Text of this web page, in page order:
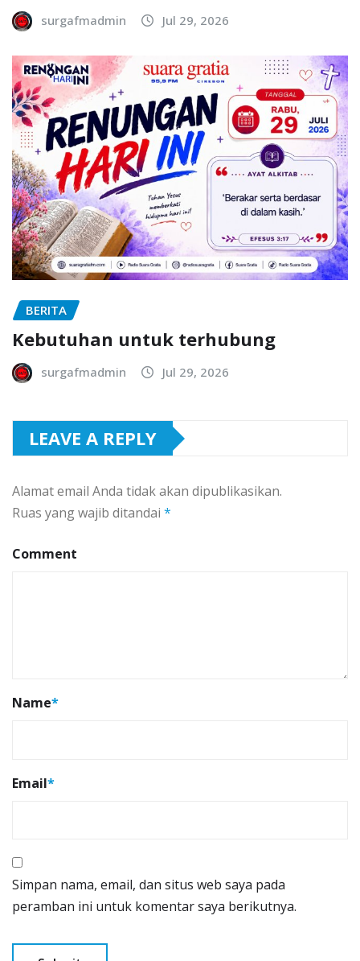
surgafmadmin Jul 29, 2026
BERITA
Kebutuhan untuk terhubung
surgafmadmin Jul 29, 2026
LEAVE A REPLY
Alamat email Anda tidak akan dipublikasikan.
Ruas yang wajib ditandai *
Comment
Name*
Email*
Simpan nama, email, dan situs web saya pada
peramban ini untuk komentar saya berikutnya.